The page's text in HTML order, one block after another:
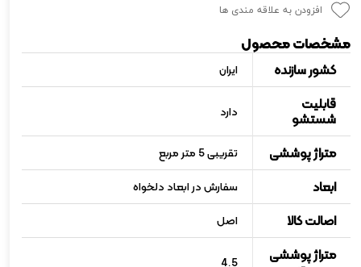
افزودن به علاقه مندی ها
مشخصات محصول
کشور سازنده ایران
قابلیت
شستشو دارد
متراژ پوششی تقریبی 5 متر مربع
ابعاد سفارش در ابعاد دلخواه
اصالت کالا اصل
متراژ پوششی 4.5